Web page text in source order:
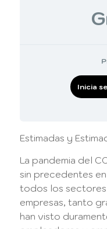
Inicia
Estimadas y
La pandemia del
sin precedentes
todos los sectores
empresas, tanto
han visto